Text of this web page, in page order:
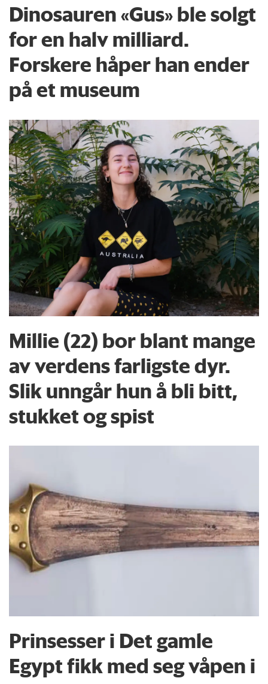
Dinosauren «Gus» ble solgt
for en halv milliard.
Forskere håper han ender
på et museum
Millie (22) bor blant mange
av verdens farligste dyr.
Slik unngår hun å bli bitt,
stukket og spist
Prinsesser i Det gamle
Egypt fikk med seg våpen i